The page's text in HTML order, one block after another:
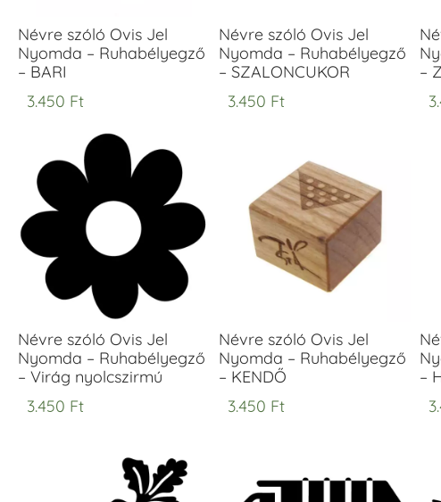
Névre szóló Ovis Jel
Nyomda – Ruhabélyegző
– BARI
3.450 Ft
Névre szóló Ovis Jel
Nyomda – Ruhabélyegző
– SZALONCUKOR
3.450 Ft
–
Névre szóló Ovis Jel
Nyomda – Ruhabélyegző
– Virág nyolcszirmú
3.450 Ft
Névre szóló Ovis Jel
Nyomda – Ruhabélyegző
– KENDŐ
3.450 Ft
–